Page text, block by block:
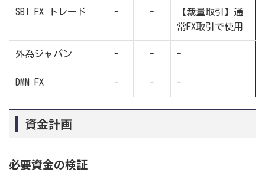
SBI FX トレード - -
【裁量取引】通
常FX取引で使用
外為ジャパン - - -
DMM FX - - -
資金計画
必要資金の検証